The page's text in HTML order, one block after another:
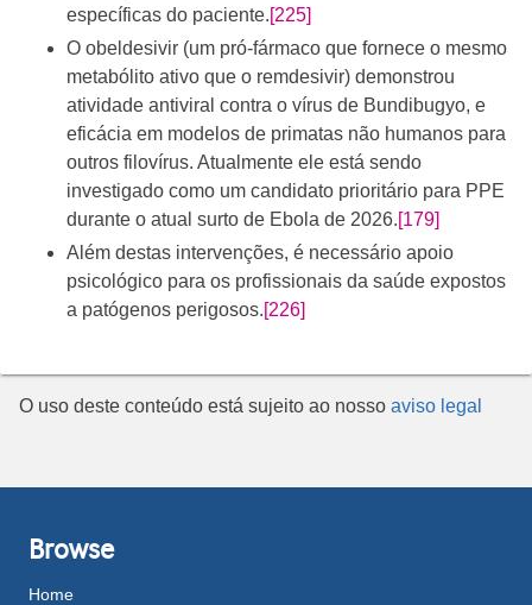
específicas do paciente.[225]
O obeldesivir (um pró-fármaco que fornece o mesmo
metabólito ativo que o remdesivir) demonstrou
atividade antiviral contra o vírus de Bundibugyo, e
eficácia em modelos de primatas não humanos para
outros filovírus. Atualmente ele está sendo
investigado como um candidato prioritário para PPE
durante o atual surto de Ebola de 2026.[179]
Além destas intervenções, é necessário apoio
psicológico para os profissionais da saúde expostos
a patógenos perigosos.[226]
O uso deste conteúdo está sujeito ao nosso aviso legal
Browse
Home